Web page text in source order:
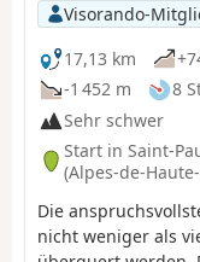
Visorando-
17,13 km
-1 452 m
8
Sehr schwer
Start in Saint-
(Alpes-de-
Die
nicht weniger als